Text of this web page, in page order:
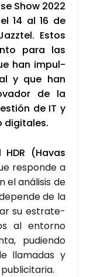
Show 2022
14 al 16 de
Estos
para las
han impul­
y que han
de la
de IT y
digi­ta­les.
HDR (Havas
res­pon­de a
el aná­li­sis de
de la
su estra­te­
al entorno
pudien­do
lla­ma­das y